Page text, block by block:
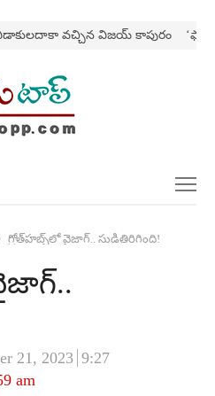
వచ్చిన విజయ్‌ కాపురం
గ్రోత్‌హబ్స్‌లో వైజాగ్‌.. సుడితిరిగింది!
21, 2023 9:27
am